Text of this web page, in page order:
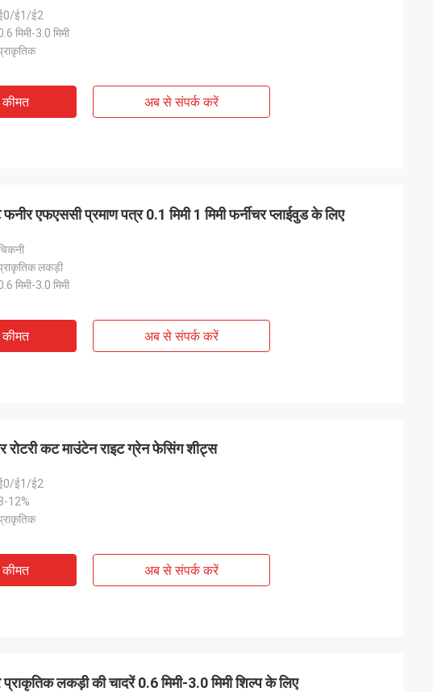
ई1/ई2
मिमी-3.0 मिमी
अब से संपर्क करें
एफएससी प्रमाण पत्र 0.1 मिमी 1 मिमी फर्नीचर प्लाईवुड के लिए
लकड़ी
मिमी-3.0 मिमी
अब से संपर्क करें
कट माउंटेन राइट ग्रेन फेसिंग शीट्स
ई1/ई2
12%
अब से संपर्क करें
प्राकृतिक लकड़ी की चादरें 0.6 मिमी-3.0 मिमी शिल्प के लिए